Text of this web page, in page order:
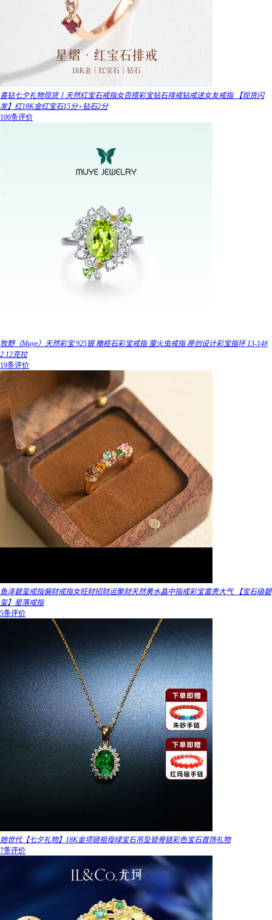
喜钻七夕礼物现货丨天然红宝石戒指女百搭彩宝钻石排戒钻戒送女友戒指 【现货闪
发】红18K金红宝石15分+钻石2分
100条评价
牧野（Muye）天然彩宝 925银 橄榄石彩宝戒指 萤火虫戒指 原创设计彩宝指环 13-14#
2.12克拉
19条评价
鱼泽碧玺戒指偏财戒指女旺财招财运聚财天然黄水晶中指戒彩宝富贵大气 【宝石级碧
玺】星落戒指
5条评价
她世代【七夕礼物】18K金项链祖母绿宝石吊坠锁骨链彩色宝石首饰礼物
7条评价